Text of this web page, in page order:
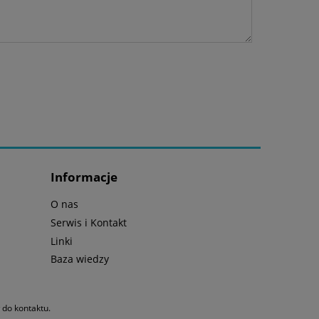
Informacje
O nas
Serwis i Kontakt
Linki
Baza wiedzy
kontaktu.